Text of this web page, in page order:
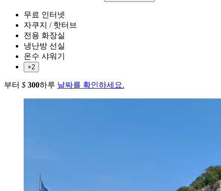
무료 인터넷
자쿠지 / 핫터브
전용 화장실
냉난방 선실
온수 샤워기
+2
부터 $ 300하루 날짜를 확인하세요.